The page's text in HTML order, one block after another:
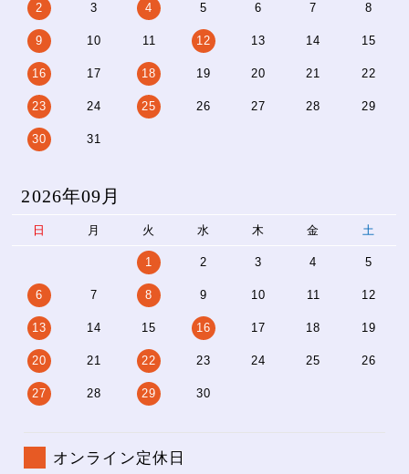
2 3 4 5 6 7 8
9 10 11 12 13 14 15
16 17 18 19 20 21 22
23 24 25 26 27 28 29
30 31
2026年09月
日 月 火 水 木 金 土
1 2 3 4 5
6 7 8 9 10 11 12
13 14 15 16 17 18 19
20 21 22 23 24 25 26
27 28 29 30
オンライン定休日